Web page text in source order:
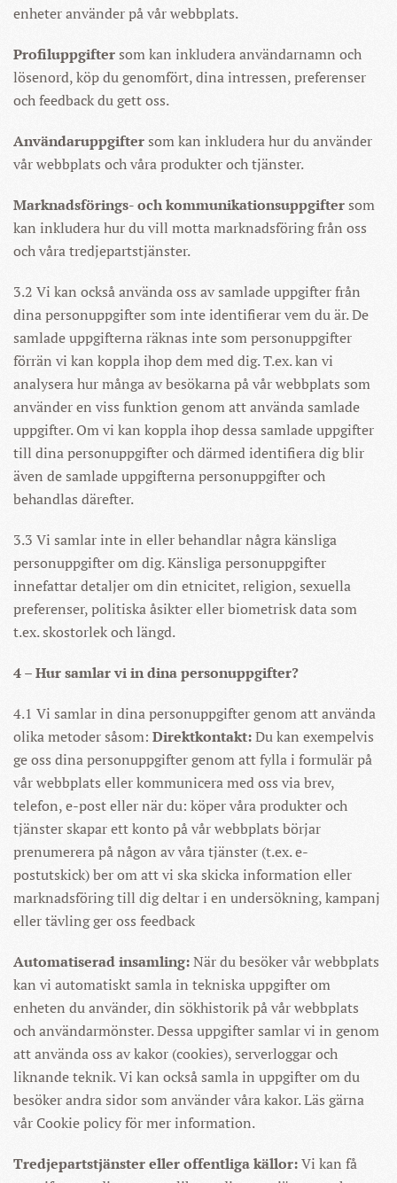
enheter använder på vår webbplats.
Profiluppgiftersom kan inkludera användarnamn och
lösenord, köp du genomfört, dina intressen, preferenser
och feedback du gett oss.
Användaruppgiftersom kan inkludera hur du använder
vår webbplats och våra produkter och tjänster.
Marknadsförings- och kommunikationsuppgiftersom
kan inkludera hur du vill motta marknadsföring från oss
och våra tredjepartstjänster.
3.2 Vi kan också använda oss av samlade uppgifter från
dina personuppgifter som inte identifierar vem du är. De
samlade uppgifterna räknas inte som personuppgifter
förrän vi kan koppla ihop dem med dig. T.ex. kan vi
analysera hur många av besökarna på vår webbplats som
använder en viss funktion genom att använda samlade
uppgifter. Om vi kan koppla ihop dessa samlade uppgifter
till dina personuppgifter och därmed identifiera dig blir
även de samlade uppgifterna personuppgifter och
behandlas därefter.
3.3 Vi samlar inte in eller behandlar några känsliga
personuppgifter om dig. Känsliga personuppgifter
innefattar detaljer om din etnicitet, religion, sexuella
preferenser, politiska åsikter eller biometrisk data som
t.ex. skostorlek och längd.
4 – Hur samlar vi in dina personuppgifter?
4.1 Vi samlar in dina personuppgifter genom att använda
olika metoder såsom: Direktkontakt:Du kan exempelvis
ge oss dina personuppgifter genom att fylla i formulär på
vår webbplats eller kommunicera med oss via brev,
telefon, e-post eller när du: köper våra produkter och
tjänster skapar ett konto på vår webbplats börjar
prenumerera på någon av våra tjänster (t.ex. e-
postutskick) ber om att vi ska skicka information eller
marknadsföring till dig deltar i en undersökning, kampanj
eller tävling ger oss feedback
Automatiserad insamling:När du besöker vår webbplats
kan vi automatiskt samla in tekniska uppgifter om
enheten du använder, din sökhistorik på vår webbplats
och användarmönster. Dessa uppgifter samlar vi in genom
att använda oss av kakor (cookies), serverloggar och
liknande teknik. Vi kan också samla in uppgifter om du
besöker andra sidor som använder våra kakor. Läs gärna
vår Cookie policy för mer information.
Tredjepartstjänster eller offentliga källor:Vi kan få